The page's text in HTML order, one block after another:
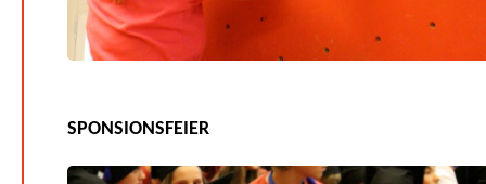
SPONSIONSFEIER